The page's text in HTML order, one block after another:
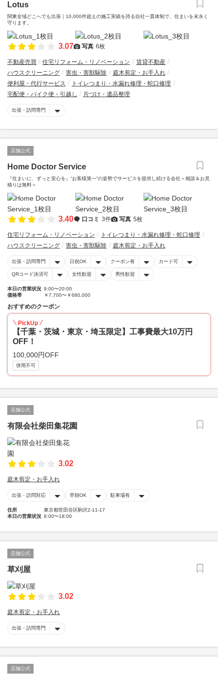
Lotus
関東全域どこへでも出張｜10,000件超えの施工実績を誇る自社一貫体制で、住まいを末永く
守ります。
3.07 写真 6枚
不動産売買 住宅リフォーム・リノベーション
賃貸不動産
ハウスクリーニング
害虫・害獣駆除
庭木剪定・お手入れ
便利屋・代行サービス
トイレつまり・水漏れ修理・蛇口修理
宅配便・バイク便・引越し
片づけ・遺品整理
出張・訪問専門
店舗公式
Home Doctor Service
『住まいに、ずっと安心を』“お客様第一”の姿勢でサービスを提供し続ける会社＜相談＆お見
積りは無料＞
3.40 口コミ 3件 写真 5枚
住宅リフォーム・リノベーション
トイレつまり・水漏れ修理・蛇口修理
ハウスクリーニング
害虫・害獣駆除 庭木剪定・お手入れ
出張・訪問専門 日祝OK クーポン有 カード可
QRコード決済可 女性歓迎 男性歓迎
本日の営業状況 9:00〜20:00
価格帯
￥7,700〜￥680,000
おすすめのクーポン
PickUp
【千葉・茨城・東京・埼玉限定】工事費最大10万円
OFF！
100,000円OFF
併用不可
店舗公式
有限会社柴田集花園
3.02
庭木剪定・お手入れ
出張・訪問対応 早朝OK 駐車場有
住所
東京都世田谷区駒沢2-11-17
本日の営業状況 8:00〜18:00
店舗公式
草刈屋
3.02
庭木剪定・お手入れ
出張・訪問専門
店舗公式